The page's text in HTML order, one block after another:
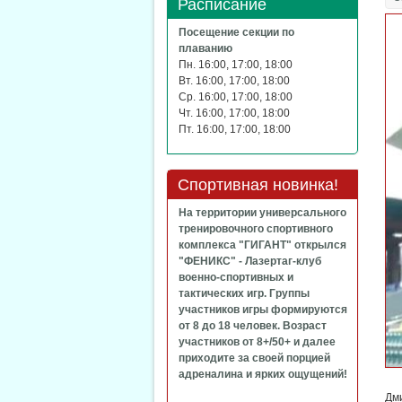
Расписание
Посещение секции по
плаванию
Пн. 16:00, 17:00, 18:00
Вт. 16:00, 17:00, 18:00
Ср. 16:00, 17:00, 18:00
Чт. 16:00, 17:00, 18:00
Пт. 16:00, 17:00, 18:00
Спортивная новинка!
На территории универсального
тренировочного спортивного
комплекса "ГИГАНТ" открылся
"ФЕНИКС" - Лазертаг-клуб
военно-спортивных и
тактических игр. Группы
участников игры формируются
от 8 до 18 человек. Возраст
участников от 8+/50+ и далее
приходите за своей порцией
адреналина и ярких ощущений!